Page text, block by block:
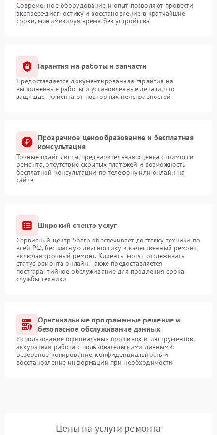
Современное оборудование и опыт позволяют провести
экспресс-диагностику и восстановление в кратчайшие
сроки, минимизируя время без устройства
Гарантия на работы и запчасти
Предоставляется документированная гарантия на
выполненные работы и установленные детали, что
защищает клиента от повторных неисправностей
Прозрачное ценообразование и бесплатная
консультация
Точные прайс-листы, предварительная оценка стоимости
ремонта, отсутствие скрытых платежей и возможность
бесплатной консультации по телефону или онлайн на
сайте
Широкий спектр услуг
Сервисный центр Sharp обеспечивает доставку техники по
всей РФ, бесплатную диагностику и качественный ремонт,
включая срочный ремонт. Клиенты могут отслеживать
статус ремонта онлайн. Также предоставляется
постгарантийное обслуживание для продления срока
службы техники
Оригинальные программные решение и
безопасное обслуживание данных
Использование официальных прошивок и инструментов,
аккуратная работа с пользовательскими данными:
резервное копирование, конфиденциальность и
восстановление информации при необходимости
Цены на услуги ремонта